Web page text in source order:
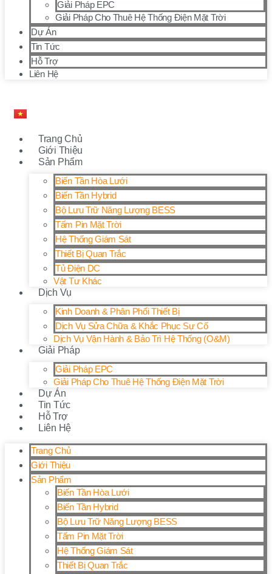
Giải Pháp EPC
Giải Pháp Cho Thuê Hệ Thống Điện Mặt Trời
Dự Án
Tin Tức
Hỗ Trợ
Liên Hệ
Trang Chủ
Giới Thiệu
Sản Phẩm
Biến Tần Hòa Lưới
Biến Tần Hybrid
Bộ Lưu Trữ Năng Lượng BESS
Tấm Pin Mặt Trời
Hệ Thống Giám Sát
Thiết Bị Quan Trắc
Tủ Điện DC
Vật Tư Khác
Dịch Vụ
Kinh Doanh & Phân Phối Thiết Bị
Dịch Vụ Sửa Chữa & Khắc Phục Sự Cố
Dịch Vụ Vận Hành & Bảo Trì Hệ Thống (O&M)
Giải Pháp
Giải Pháp EPC
Giải Pháp Cho Thuê Hệ Thống Điện Mặt Trời
Dự Án
Tin Tức
Hỗ Trợ
Liên Hệ
Trang Chủ
Giới Thiệu
Sản Phẩm
Biến Tần Hòa Lưới
Biến Tần Hybrid
Bộ Lưu Trữ Năng Lượng BESS
Tấm Pin Mặt Trời
Hệ Thống Giám Sát
Thiết Bị Quan Trắc